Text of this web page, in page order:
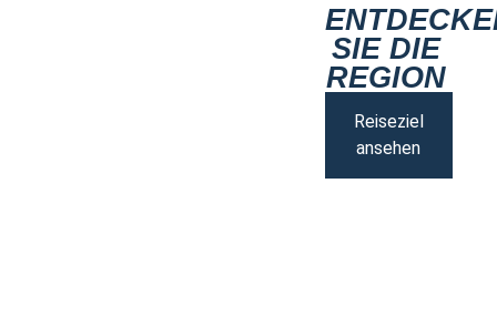
SIE DIE
REGION
Reiseziel
ansehen